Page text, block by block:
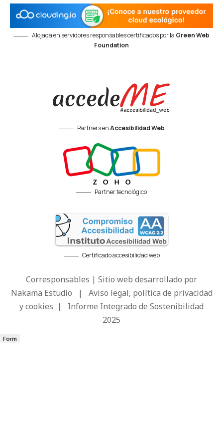
Alojada en servidores responsables certificados por la Green Web
Foundation
Partners enAccesibilidad Web
Partner tecnológico
Certificado accesibilidad web
Corresponsables | Sitio web desarrollado por
Nakama Estudio | Aviso legal, política de privacidad
y cookies | Informe Integrado de Sostenibilidad
2025
Form